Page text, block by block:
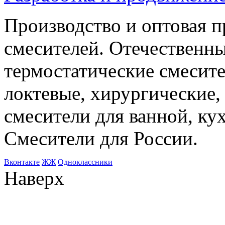
Производство и оптовая
смесителей.
термостатические
локтевые,
смесители для ванной,
Смесители для России.
Bконтакте ЖЖ Одноклассники
Наверх